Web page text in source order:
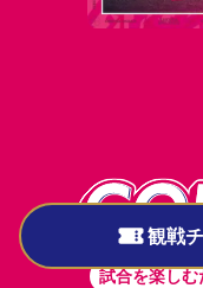
観戦
試合を楽し